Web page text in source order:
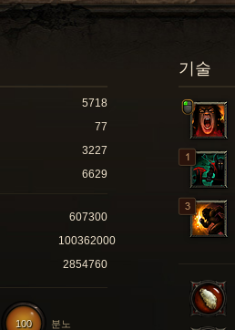
기술
5718
77
3227
6629
607300
100362000
2854760
100 분노